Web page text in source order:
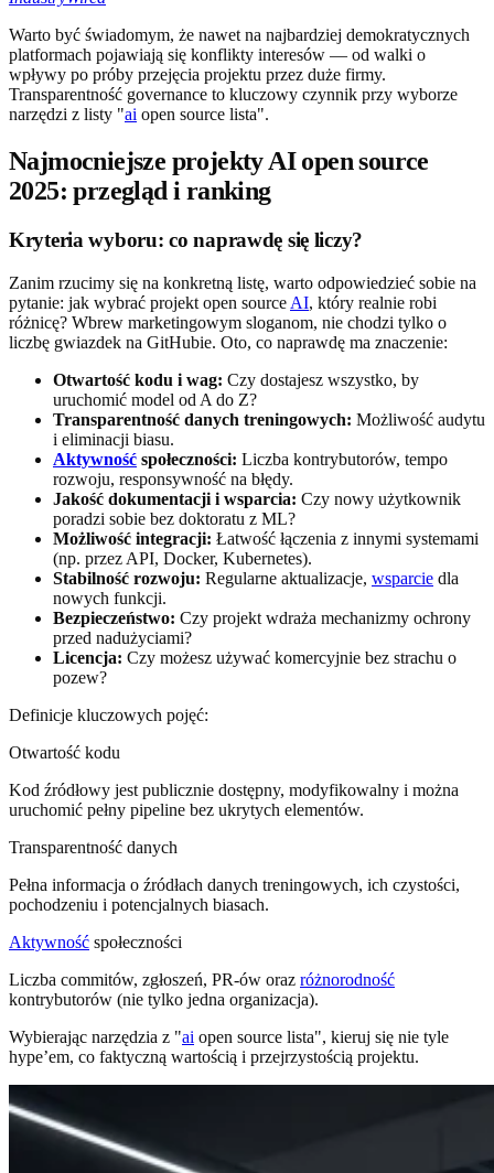
Warto być świadomym, że nawet na najbardziej demokratycznych
platformach pojawiają się konflikty interesów — od walki o
wpływy po próby przejęcia projektu przez duże firmy.
Transparentność governance to kluczowy czynnik przy wyborze
narzędzi z listy "ai open source lista".
Najmocniejsze projekty AI open source
2025: przegląd i ranking
Kryteria wyboru: co naprawdę się liczy?
Zanim rzucimy się na konkretną listę, warto odpowiedzieć sobie na
pytanie: jak wybrać projekt open source AI, który realnie robi
różnicę? Wbrew marketingowym sloganom, nie chodzi tylko o
liczbę gwiazdek na GitHubie. Oto, co naprawdę ma znaczenie:
Otwartość kodu i wag: Czy dostajesz wszystko, by
uruchomić model od A do Z?
Transparentność danych treningowych: Możliwość audytu
i eliminacji biasu.
Aktywność społeczności: Liczba kontrybutorów, tempo
rozwoju, responsywność na błędy.
Jakość dokumentacji i wsparcia: Czy nowy użytkownik
poradzi sobie bez doktoratu z ML?
Możliwość integracji: Łatwość łączenia z innymi systemami
(np. przez API, Docker, Kubernetes).
Stabilność rozwoju: Regularne aktualizacje, wsparcie dla
nowych funkcji.
Bezpieczeństwo: Czy projekt wdraża mechanizmy ochrony
przed nadużyciami?
Licencja: Czy możesz używać komercyjnie bez strachu o
pozew?
Definicje kluczowych pojęć:
Otwartość kodu
Kod źródłowy jest publicznie dostępny, modyfikowalny i można
uruchomić pełny pipeline bez ukrytych elementów.
Transparentność danych
Pełna informacja o źródłach danych treningowych, ich czystości,
pochodzeniu i potencjalnych biasach.
Aktywność społeczności
Liczba commitów, zgłoszeń, PR-ów oraz różnorodność
kontrybutorów (nie tylko jedna organizacja).
Wybierając narzędzia z "ai open source lista", kieruj się nie tyle
hype’em, co faktyczną wartością i przejrzystością projektu.